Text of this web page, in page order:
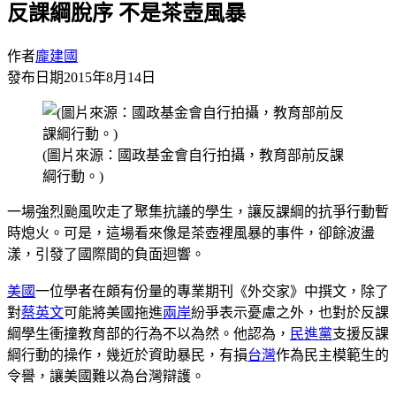
反課綱脫序 不是茶壺風暴
作者龐建國
發布日期2015年8月14日
(圖片來源：國政基金會自行拍攝，教育部前反課
綱行動。)
一場強烈颱風吹走了聚集抗議的學生，讓反課綱的抗爭行動暫
時熄火。可是，這場看來像是茶壺裡風暴的事件，卻餘波盪
漾，引發了國際間的負面迴響。
美國一位學者在頗有份量的專業期刊《外交家》中撰文，除了
對蔡英文可能將美國拖進兩岸紛爭表示憂慮之外，也對於反課
綱學生衝撞教育部的行為不以為然。他認為， 民進黨支援反課
綱行動的操作，幾近於資助暴民，有損台灣作為民主模範生的
令譽，讓美國難以為台灣辯護。